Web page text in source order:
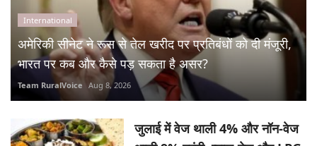
International
अमेरिकी सीनेट ने रूस से तेल खरीद पर प्रतिबंधों को दी मंजूरी,
भारत पर कब और कैसे पड़ सकता है असर?
Team RuralVoice Aug 8, 2026
जुलाई में वेज थाली 4% और नॉन-वेज